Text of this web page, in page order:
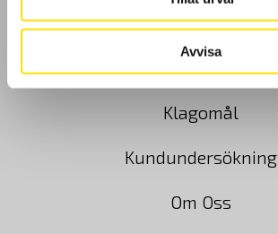
Avvisa
Köpvillkor
Cookies
Klagomål
Kundundersökning
Om Oss